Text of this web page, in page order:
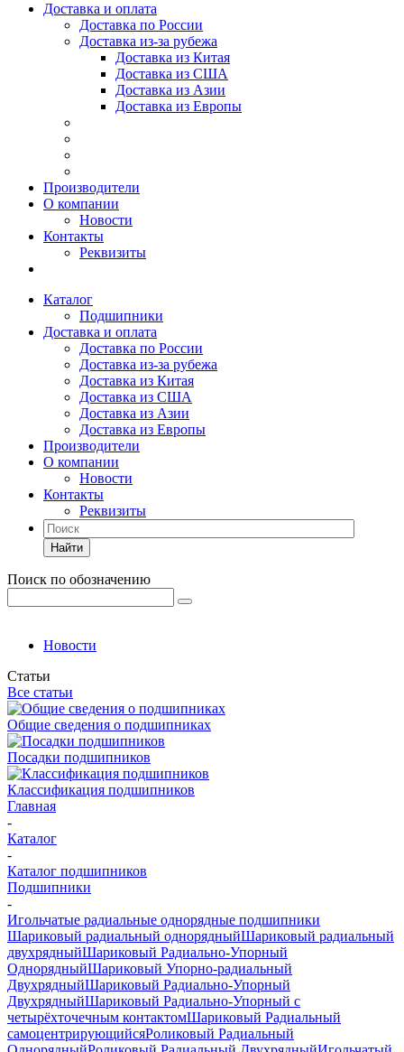
Доставка и оплата
Доставка по России
Доставка из-за рубежа
Доставка из Китая
Доставка из США
Доставка из Азии
Доставка из Европы
Производители
О компании
Новости
Контакты
Реквизиты
Каталог
Подшипники
Доставка и оплата
Доставка по России
Доставка из-за рубежа
Доставка из Китая
Доставка из США
Доставка из Азии
Доставка из Европы
Производители
О компании
Новости
Контакты
Реквизиты
Найти
Поиск по обозначению
Новости
Статьи
Все статьи
Общие сведения о подшипниках
Посадки подшипников
Классификация подшипников
Главная
-
Каталог
-
Каталог подшипников
Подшипники
-
Игольчатые радиальные однорядные подшипники
Шариковый радиальный однорядныйШариковый радиальный
двухрядныйШариковый Радиально-Упорный
ОднорядныйШариковый Упорно-радиальный
ДвухрядныйШариковый Радиально-Упорный
ДвухрядныйШариковый Радиально-Упорный с
четырёхточечным контактомШариковый Радиальный
самоцентрирующийсяРоликовый Радиальный